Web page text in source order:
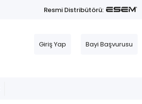
Resmi Distribütörü:
Bayi Başvurusu
Giriş Yap